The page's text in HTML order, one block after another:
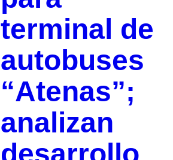
terminal de
autobuses
“Atenas”;
analizan